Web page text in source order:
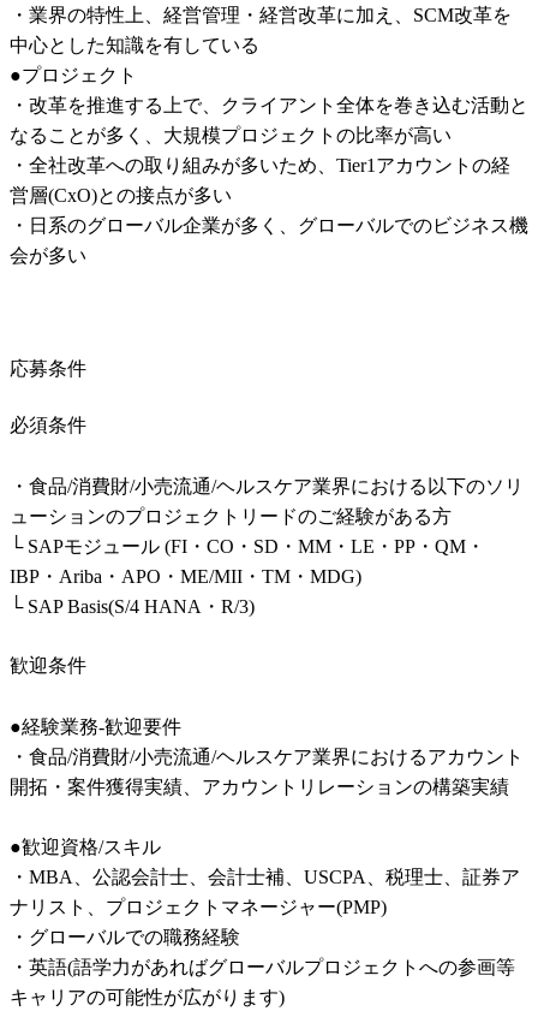
・業界の特性上、経営管理・経営改革に加え、SCM改革を
中心とした知識を有している
●プロジェクト
・改革を推進する上で、クライアント全体を巻き込む活動と
なることが多く、大規模プロジェクトの比率が高い
・全社改革への取り組みが多いため、Tier1アカウントの経
営層(CxO)との接点が多い
・日系のグローバル企業が多く、グローバルでのビジネス機
会が多い
応募条件
必須条件
・食品/消費財/小売流通/ヘルスケア業界における以下のソリ
ューションのプロジェクトリードのご経験がある方
└ SAPモジュール (FI・CO・SD・MM・LE・PP・QM・
IBP・Ariba・APO・ME/MII・TM・MDG)
└ SAP Basis(S/4 HANA・R/3)
歓迎条件
●経験業務-歓迎要件
・食品/消費財/小売流通/ヘルスケア業界におけるアカウント
開拓・案件獲得実績、アカウントリレーションの構築実績
●歓迎資格/スキル
・MBA、公認会計士、会計士補、USCPA、税理士、証券ア
ナリスト、プロジェクトマネージャー(PMP)
・グローバルでの職務経験
・英語(語学力があればグローバルプロジェクトへの参画等
キャリアの可能性が広がります)